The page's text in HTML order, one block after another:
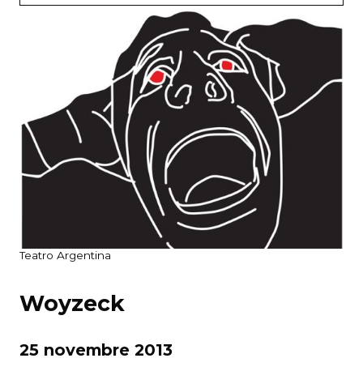
Teatro Argentina
Woyzeck
25 novembre 2013